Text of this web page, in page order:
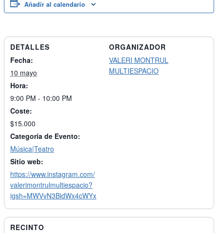
Añadir al calendario
DETALLES
Fecha:
10 mayo
Hora:
9:00 PM - 10:00 PM
Coste:
$15.000
Categoría de Evento:
Música|Teatro
Sitio web:
https://www.instagram.com/
valerimontrulmultiespacio?
igsh=MWVvN3BidWx4cWYx
ORGANIZADOR
VALERI MONTRUL
MULTIESPACIO
RECINTO